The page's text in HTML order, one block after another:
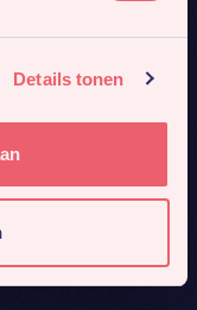
Details tonen